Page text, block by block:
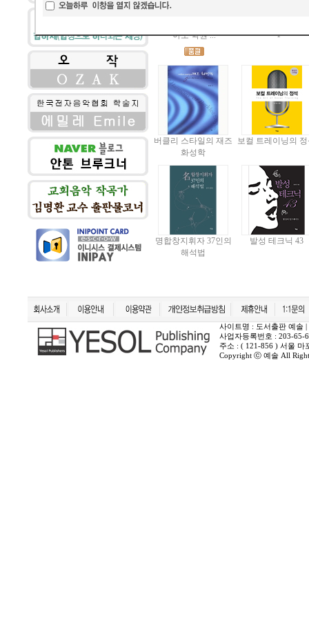
아노 학원 ...
1
버클리 스타일의 재즈
화성학
보컬 트레이닝의
명합창지휘자 37인의
해석법
발성 테크닉 43
사이트명 : 도서출판 예솔
사업자등록번호 : 203-65-
주소 : ( 121-856 ) 서울 마
Copyright ⓒ 예솔 All